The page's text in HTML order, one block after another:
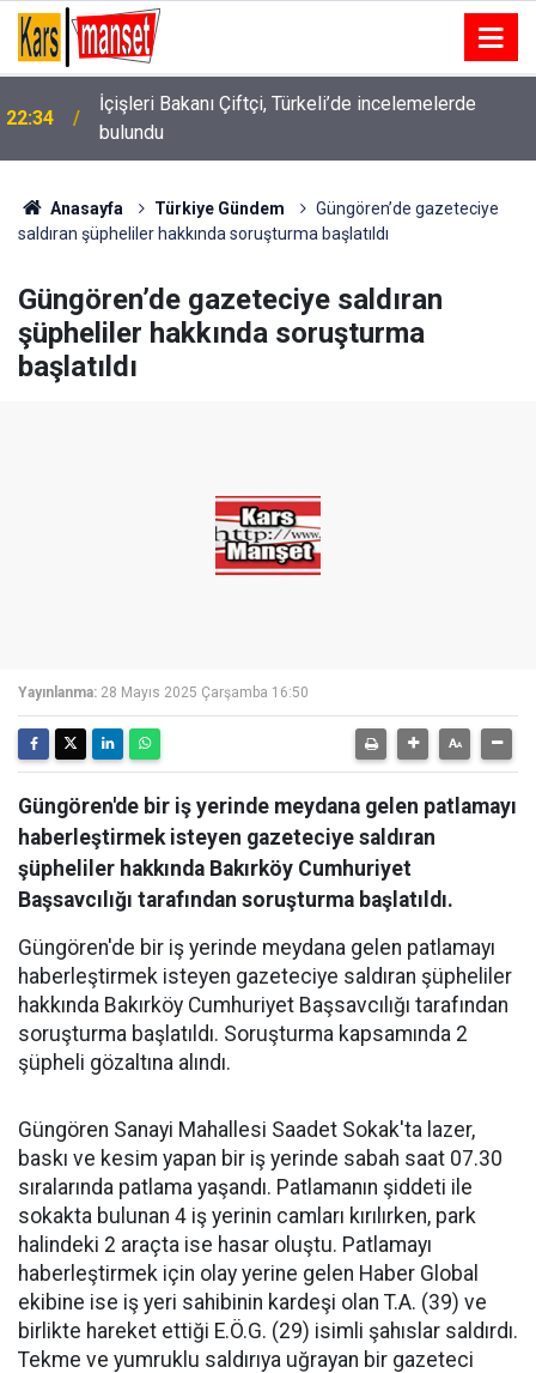
22:34
İçişleri Bakanı Çiftçi, Türkeli’de incelemelerde
bulundu
Anasayfa Türkiye Gündem
Güngören’de gazeteciye
saldıran şüpheliler hakkında soruşturma başlatıldı
Güngören’de gazeteciye saldıran
şüpheliler hakkında soruşturma
başlatıldı
Yayınlanma: 28 Mayıs 2025 Çarşamba 16:50
Güngören'de bir iş yerinde meydana gelen patlamayı
haberleştirmek isteyen gazeteciye saldıran
şüpheliler hakkında Bakırköy Cumhuriyet
Başsavcılığı tarafından soruşturma başlatıldı.
Güngören'de bir iş yerinde meydana gelen patlamayı
haberleştirmek isteyen gazeteciye saldıran şüpheliler
hakkında Bakırköy Cumhuriyet Başsavcılığı tarafından
soruşturma başlatıldı. Soruşturma kapsamında 2
şüpheli gözaltına alındı.
Güngören Sanayi Mahallesi Saadet Sokak'ta lazer,
baskı ve kesim yapan bir iş yerinde sabah saat 07.30
sıralarında patlama yaşandı. Patlamanın şiddeti ile
sokakta bulunan 4 iş yerinin camları kırılırken, park
halindeki 2 araçta ise hasar oluştu. Patlamayı
haberleştirmek için olay yerine gelen Haber Global
ekibine ise iş yeri sahibinin kardeşi olan T.A. (39) ve
birlikte hareket ettiği E.Ö.G. (29) isimli şahıslar saldırdı.
Tekme ve yumruklu saldırıya uğrayan bir gazeteci